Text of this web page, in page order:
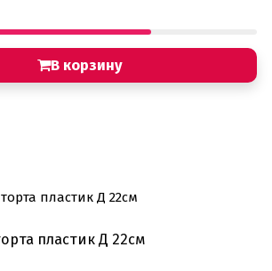
В корзину
пластик Д 22см